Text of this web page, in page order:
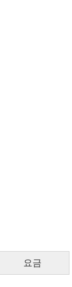
요금